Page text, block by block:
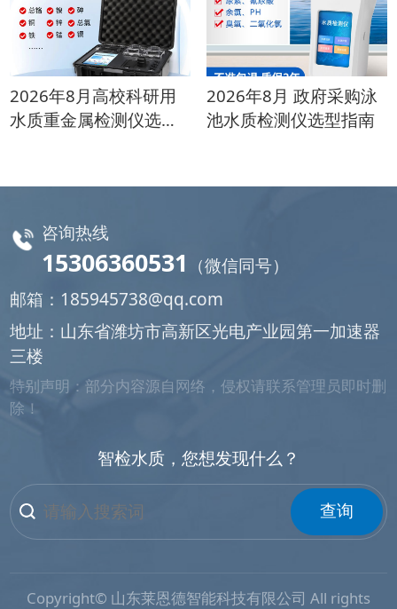
2026年8月高校科研用
水质重金属检测仪选购
2026年8月 政府采购泳
池水质检测仪选型指南
咨询热线
15306360531
（微信同号）
邮箱： 185945738@qq.com
地址：山东省潍坊市高新区光电产业园第一加速器
三楼
特别声明：部分内容源自网络，侵权请联系管理员即时删
除！
智检水质，您想发现什么？
查询
Copyright© 山东莱恩德智能科技有限公司 All rights